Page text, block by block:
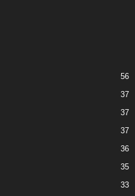
56
37
37
37
36
35
33